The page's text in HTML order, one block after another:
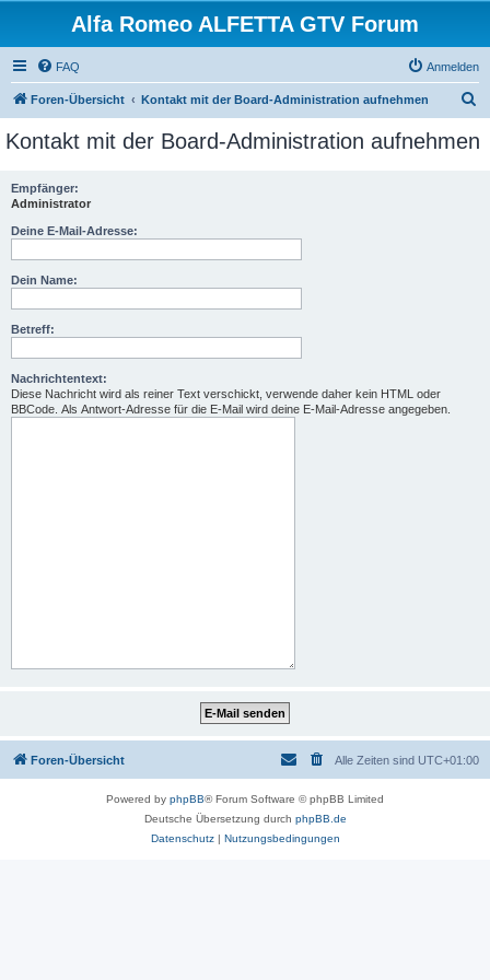
Alfa Romeo ALFETTA GTV Forum
FAQ Anmelden
Foren-Übersicht Kontakt mit der Board-Administration aufnehmen
c
Kontakt mit der Board-Administration aufnehmen
Empfänger:
Administrator
Deine E-Mail-Adresse:
Dein Name:
Betreff:
Nachrichtentext:
Diese Nachricht wird als reiner Text verschickt, verwende daher kein HTML oder
BBCode. Als Antwort-Adresse für die E-Mail wird deine E-Mail-Adresse angegeben.
Foren-Übersicht Alle Zeiten sind UTC+01:00
Powered by phpBB® Forum Software © phpBB Limited
Deutsche Übersetzung durch phpBB.de
Datenschutz| Nutzungsbedingungen